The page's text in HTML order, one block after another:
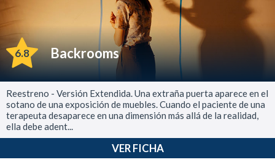
6.8 Backrooms
Reestreno - Versión Extendida. Una extraña puerta aparece en el
sotano de una exposición de muebles. Cuando el paciente de una
terapeuta desaparece en una dimensión más allá de la realidad,
ella debe adent...
VER FICHA